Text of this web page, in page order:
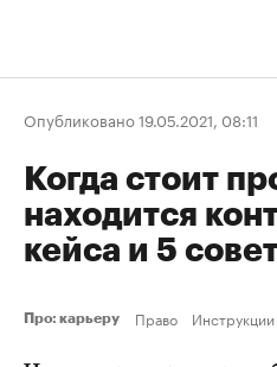
Опубликовано 19.05.2021, 08:11
Когда стоит
находится
кейса и 5
Про: карьеру Право Инструкции